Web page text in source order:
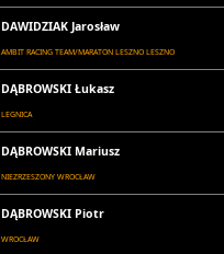
DAWIDZIAK Jarosław
AMBIT RACING TEAM/MARATON LESZNO LESZNO
DĄBROWSKI Łukasz
LEGNICA
DĄBROWSKI Mariusz
NIEZRZESZONY WROCŁAW
DĄBROWSKI Piotr
WROCŁAW